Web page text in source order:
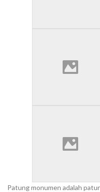
Patung monumen adalah